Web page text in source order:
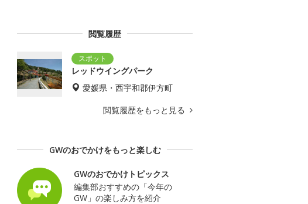
閲覧履歴
レッドウイングパーク
愛媛県・西宇和郡伊方町
閲覧履歴をもっと見る
GWのおでかけをもっと楽しむ
GWのおでかけトピックス
編集部おすすめの「今年の
GW」の楽しみ方を紹介